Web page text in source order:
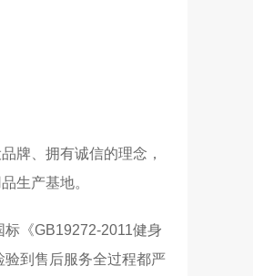
牌、拥有诚信的理念，
生产基地。
《GB19272-2011健身
到售后服务全过程都严